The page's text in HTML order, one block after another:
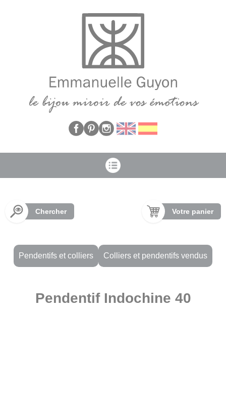
Chercher Votre panier
Pendentifs et colliers Colliers et pendentifs vendus
Pendentif Indochine 40